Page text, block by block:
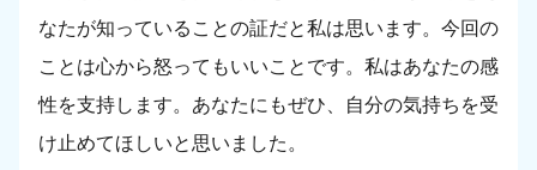
なたが知っていることの証だと私は思います。今回の
ことは心から怒ってもいいことです。私はあなたの感
性を支持します。あなたにもぜひ、自分の気持ちを受
け止めてほしいと思いました。